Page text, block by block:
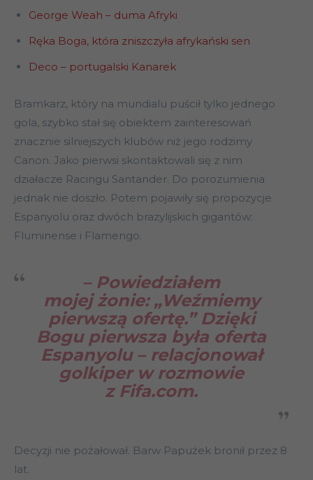
George Weah – duma Afryki
Ręka Boga, która zniszczyła afrykański sen
Deco – portugalski Kanarek
Bramkarz, który na mundialu puścił tylko jednego
gola, szybko stał się obiektem zainteresowań
znacznie silniejszych klubów niż jego rodzimy
Canon. Jako pierwsi skontaktowali się z nim
działacze Racingu Santander. Do porozumienia
jednak nie doszło. Potem pojawiły się propozycje
Espanyolu oraz dwóch brazylijskich gigantów:
Fluminense i Flamengo.
– Powiedziałem
mojej żonie: „Weźmiemy
pierwszą ofertę.” Dzięki
Bogu pierwsza była oferta
Espanyolu – relacjonował
golkiper w rozmowie
z Fifa.com.
Decyzji nie pożałował. Barw Papużek bronił przez 8
lat.